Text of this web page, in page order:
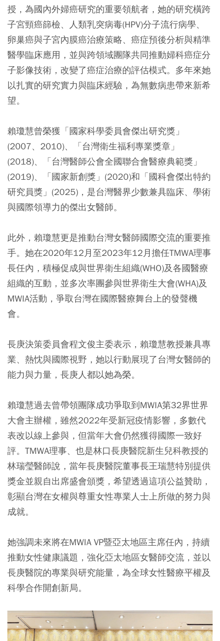
授，為國內外婦癌研究的重要領航者，她的研究橫跨
子宮頸癌篩檢、人類乳突病毒(HPV)分子流行病學、
卵巢癌與子宮內膜癌治療策略、癌症預後分析與精準
醫學臨床應用，並與跨領域團隊共同推動婦科癌症分
子影像技術，改變了癌症治療的評估模式。多年來她
以扎實的研究實力與臨床經驗，為無數病患帶來新希
望。
賴瓊慧曾榮獲「國家科學委員會傑出研究獎」
(2007、2010)、「台灣衛生福利專業獎章」
(2018)、「台灣醫師公會全國聯合會醫療典範獎」
(2019)、「國家新創獎」(2020)和「國科會傑出特約
研究員獎」(2025)，是台灣醫界少數兼具臨床、學術
與國際領導力的傑出女醫師。
此外，賴瓊慧更是推動台灣女醫師國際交流的重要推
手。她在2020年12月至2023年12月擔任TMWA理事
長任內，積極促成與世界衛生組織(WHO)及各國醫療
組織的互動，並多次率團參與世界衛生大會(WHA)及
MWIA活動，爭取台灣在國際醫療舞台上的發聲機
會。
長庚決策委員會程文俊主委表示，賴瓊慧教授兼具專
業、熱忱與國際視野，她以行動展現了台灣女醫師的
能力與力量，長庚人都以她為榮。
賴瓊慧過去曾帶領團隊成功爭取到MWIA第32界世界
大會主辦權，雖然2022年受新冠疫情影響，多數代
表改以線上參與，但當年大會仍然獲得國際一致好
評。TMWA理事、也是林口長庚醫院新生兒科教授的
林瑞瑩醫師說，當年長庚醫院董事長王瑞慧特別提供
獎金並親自出席盛會頒獎，希望透過這項公益贊助，
彰顯台灣在女權與尊重女性專業人士上所做的努力與
成就。
她強調未來將在MWIA VP暨亞太地區主席任內，持續
推動女性健康議題，強化亞太地區女醫師交流，並以
長庚醫院的專業與研究能量，為全球女性醫療平權及
科學合作開創新局。